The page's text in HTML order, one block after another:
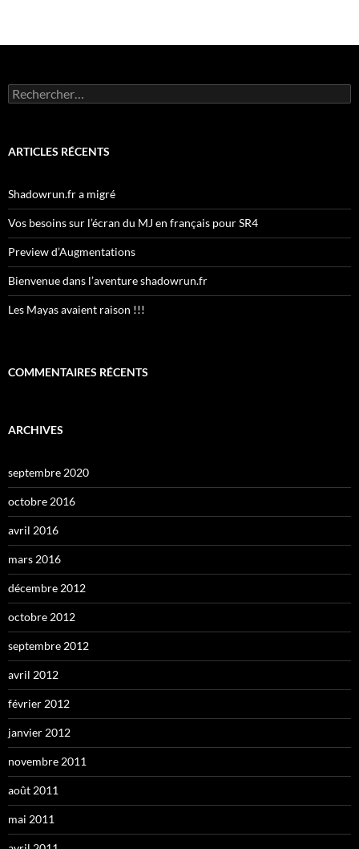
Rechercher :
ARTICLES RÉCENTS
Shadowrun.fr a migré
Vos besoins sur l’écran du MJ en français pour SR4
Preview d’Augmentations
Bienvenue dans l’aventure shadowrun.fr
Les Mayas avaient raison !!!
COMMENTAIRES RÉCENTS
ARCHIVES
septembre 2020
octobre 2016
avril 2016
mars 2016
décembre 2012
octobre 2012
septembre 2012
avril 2012
février 2012
janvier 2012
novembre 2011
août 2011
mai 2011